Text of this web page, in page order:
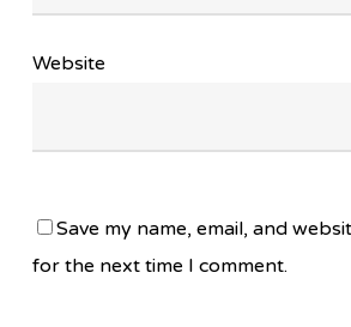
Website
Save my name, email, and
for the next time I comment.